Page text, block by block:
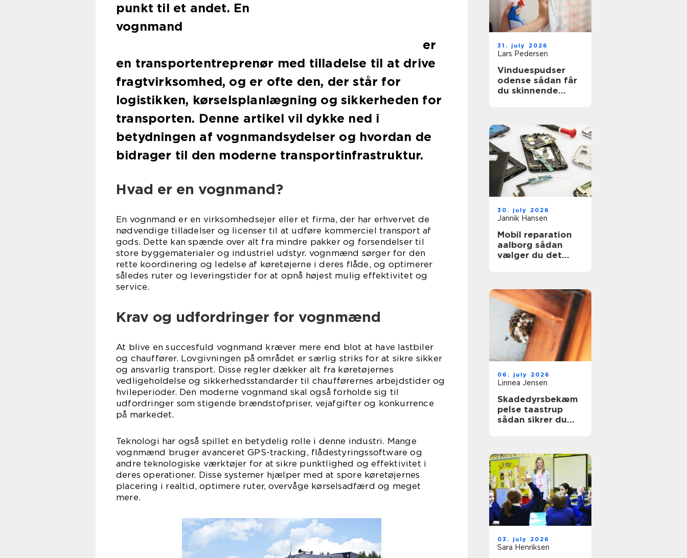
punkt til et andet. En
vognmand
er
en transportentreprenør med tilladelse til at drive
fragtvirksomhed, og er ofte den, der står for
logistikken, kørselsplanlægning og sikkerheden for
transporten. Denne artikel vil dykke ned i
betydningen af vognmandsydelser og hvordan de
bidrager til den moderne transportinfrastruktur.
Hvad er en vognmand?
En vognmand er en virksomhedsejer eller et firma, der har erhvervet de
nødvendige tilladelser og licenser til at udføre kommerciel transport af
gods. Dette kan spænde over alt fra mindre pakker og forsendelser til
store byggematerialer og industriel udstyr. vognmænd sørger for den
rette koordinering og ledelse af køretøjerne i deres flåde, og optimerer
således ruter og leveringstider for at opnå højest mulig effektivitet og
service.
Krav og udfordringer for vognmænd
At blive en succesfuld vognmand kræver mere end blot at have lastbiler
og chauffører. Lovgivningen på området er særlig striks for at sikre sikker
og ansvarlig transport. Disse regler dækker alt fra køretøjernes
vedligeholdelse og sikkerhedsstandarder til chaufførernes arbejdstider og
hvileperioder. Den moderne vognmand skal også forholde sig til
udfordringer som stigende brændstofpriser, vejafgifter og konkurrence
på markedet.
Teknologi har også spillet en betydelig rolle i denne industri. Mange
vognmænd bruger avanceret GPS-tracking, flådestyringssoftware og
andre teknologiske værktøjer for at sikre punktlighed og effektivitet i
deres operationer. Disse systemer hjælper med at spore køretøjernes
placering i realtid, optimere ruter, overvåge kørselsadfærd og meget
mere.
31. july 2026
Lars Pedersen
Vinduespudser
odense sådan får
du skinnende
30. july 2026
Jannik Hansen
Mobil reparation
aalborg sådan
vælger du det
06. july 2026
Linnea Jensen
Skadedyrsbekæm
pelse taastrup
sådan sikrer du
03. july 2026
Sara Henriksen